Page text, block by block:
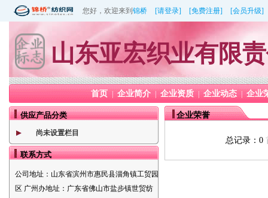
您好，欢迎来到 锦桥 [请登录] [免费注册] [会员升级]
山东亚宏织业有限
首页 企业简介 企业资质 | 企业动态 企业
供应产品分类
尚未设置栏目
联系方式
公司地址： 山东省滨州市惠民县淄角镇工贸园
区 广州办地址：广东省佛山市盐步镇世贸纺
企业荣誉
总记录：0